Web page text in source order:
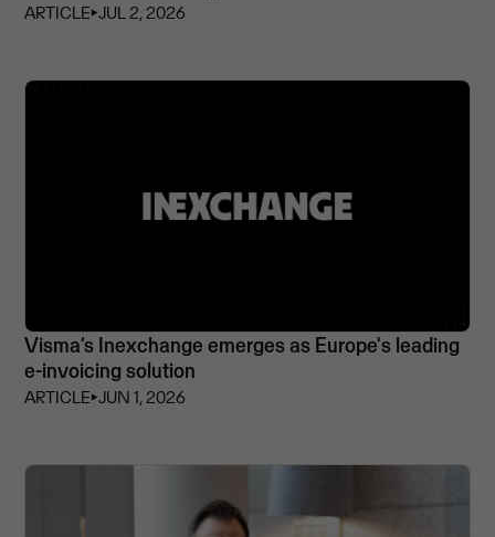
ARTICLE⏵JUL 2, 2026
Visma’s Inexchange emerges as Europe's leading
e-invoicing solution
ARTICLE⏵JUN 1, 2026